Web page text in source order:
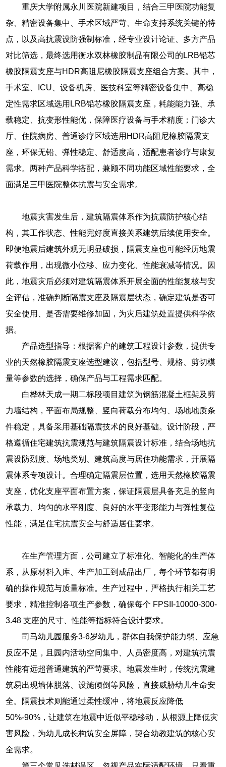
重庆大学附属永川医院新建项目，结合三甲医院功能复
杂、精密设备集中、手术区域严苛、生命支持系统关键的特
点，以及高抗震设防强制标准，经专业设计论证、多方产品
对比筛选，最终选用衡水双林橡胶制品有限公司的LRB铅芯
橡胶隔震支座与HDR高阻尼橡胶隔震支座组合方案。其中，
手术室、ICU、设备机房、医技科室等精密设备集中、高稳
定性需求区域选用LRB铅芯橡胶隔震支座，耗能能力强、承
载稳定、抗变形性能优，保障医疗设备与手术精度；门诊大
厅、住院病房、普通诊疗区域选用HDR高阻尼橡胶隔震支
座，环保无铅、弹性稳定、舒适度高，适配患者诊疗与康复
需求。两种产品科学搭配，兼顾不同功能区域性能要求，全
面满足三甲医院整体抗震与安全需求。
地震灾害发生后，建筑隔震体系作为抗震防护核心结
构，其工作状态、性能完好度直接关系建筑后续使用安全。
即便地震后建筑外观无明显破损，隔震支座也可能经历地震
荷载作用，出现微小位移、应力变化、性能衰减等情况。因
此，地震灾后必须对建筑隔震体系开展全面的性能复核与安
全评估，准确判断隔震支座及隔震层状态，确定建筑是否可
安全使用、是否需要维修加固，为灾后建筑处置提供科学依
据。
产品选型指导：根据客户的建筑工程设计参数，提供专
业的天然橡胶隔震支座选型建议，包括型号、规格、剪切模
量等参数的选择，确保产品与工程需求匹配。
白桦林天成一期二标段项目建筑为钢筋混凝土框架及剪
力墙结构，平面布局规整、竖向荷载分布均匀、场地地质条
件稳定，具备采用基础隔震技术的良好基础。设计阶段，严
格遵循住宅建筑抗震规范与建筑隔震设计标准，结合场地抗
震设防烈度、场地类别、建筑高度与居住功能需求，开展隔
震体系专项设计。合理确定隔震层位置，选用天然橡胶隔震
支座，优化支座平面布置方案，保证隔震层具备充足的竖向
承载力、均匀的水平刚度、良好的水平变形能力与弹性复位
性能，满足住宅抗震安全与舒适居住要求。
在生产管理方面，公司建立了标准化、智能化的生产体
系，从原材料入库、生产加工到成品出厂，每个环节都有明
确的操作规范与质量标准。生产过程中，严格执行相关工艺
要求，精准控制各项生产参数，确保每个 FPSII-10000-300-
3.48 支座的尺寸、性能等指标符合设计要求。
司马幼儿园服务3-6岁幼儿，群体自我保护能力弱、应急
反应不足，且园内活动空间集中、人员密度高，对建筑抗震
性能有远超普通建筑的严苛要求。地震发生时，传统抗震建
筑易出现墙体脱落、设施倾倒等风险，直接威胁幼儿生命安
全。隔震技术则能通过柔性缓冲，将地震反应降低
50%-90%，让建筑在地震中近似平稳移动，从根源上降低灾
害风险，为幼儿成长构筑安全屏障，契合幼教建筑的核心安
全需求。